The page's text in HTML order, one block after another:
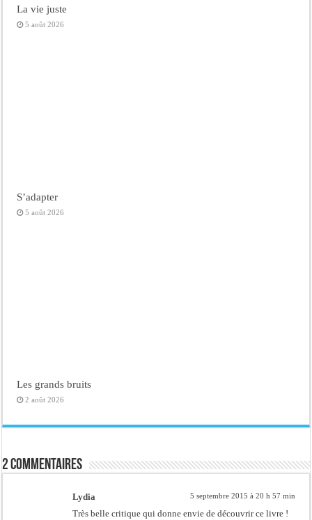
La vie juste
5 août 2026
S’adapter
5 août 2026
Les grands bruits
2 août 2026
2 commentaires
Lydia 5 septembre 2015 à 20 h 57 min
Très belle critique qui donne envie de découvrir ce livre !